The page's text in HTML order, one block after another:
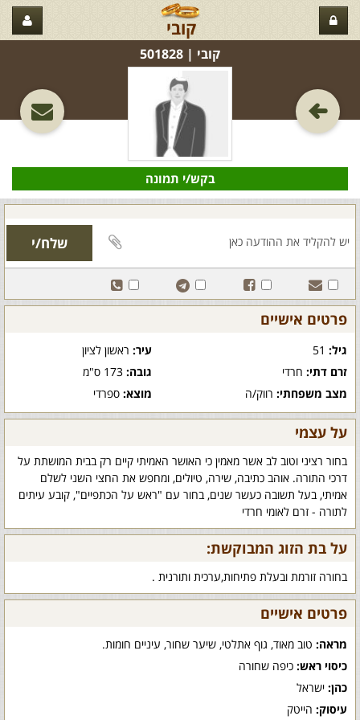
קובי
קובי‏ | 501828
בקש/י תמונה
פרטים אישיים
גיל: עיר:ראשון לציון
זרם דתי: חרדי גובה:173 ס"מ
מצב משפחתי: רווק/ה מוצא:ספרדי
על עצמי
בחור רציני וטוב לב אשר מאמין כי האושר האמיתי קיים רק בבית המושתת על
דרכי התורה. אוהב כתיבה, שירה, טיולים, ומחפש את החצי השני לשלם
אמיתי, בעל תשובה כעשר שנים, בחור עם "ראש על הכתפיים", קובע עיתים
לתורה - זרם לאומי חרדי
על בת הזוג המבוקשת:
בחורה זורמת ובעלת פתיחות,ערכית ותורנית .
פרטים אישיים
מראה: טוב מאוד, גוף אתלטי, שיער שחור, עיניים חומות.
כיסוי ראש: כיפה שחורה
כהן: ישראל
עיסוק: הייטק